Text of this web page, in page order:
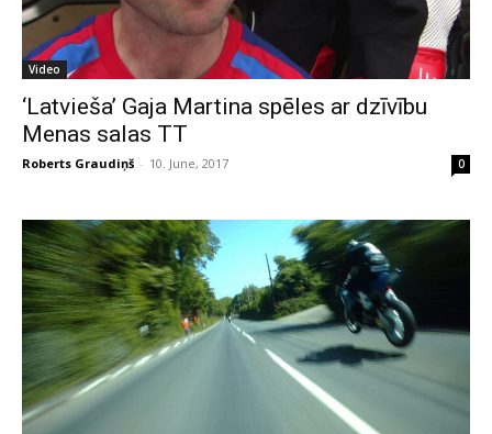
Video
‘Latvieša’ Gaja Martina spēles ar dzīvību
Menas salas TT
Roberts Graudiņš - 10. June, 2017 0